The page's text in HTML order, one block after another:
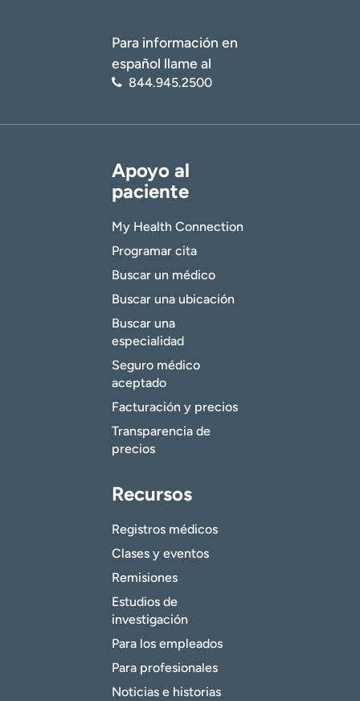
Para información en
español llame al
844.945.2500
Apoyo al
paciente
My Health Connection
Programar cita
Buscar un médico
Buscar una ubicación
Buscar una
especialidad
Seguro médico
aceptado
Facturación y precios
Transparencia de
precios
Recursos
Registros médicos
Clases y eventos
Remisiones
Estudios de
investigación
Para los empleados
Para profesionales
Noticias e historias